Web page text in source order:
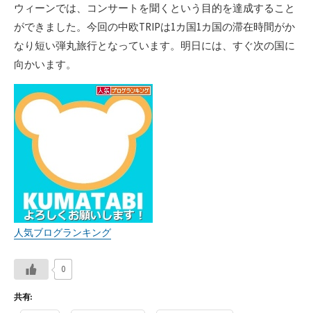
ウィーンでは、コンサートを聞くという目的を達成すること
ができました。今回の中欧TRIPは1カ国1カ国の滞在時間がか
なり短い弾丸旅行となっています。明日には、すぐ次の国に
向かいます。
人気ブログランキング
0
共有: